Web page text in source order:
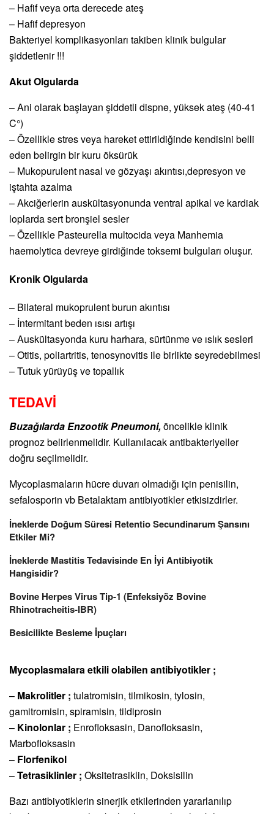
– Hafif veya orta derecede ateş
– Hafif depresyon
Bakteriyel komplikasyonları takiben klinik bulgular
şiddetlenir !!!
Akut Olgularda
– Ani olarak başlayan şiddetli dispne, yüksek ateş (40-41
C°)
– Özellikle stres veya hareket ettirildiğinde kendisini belli
eden belirgin bir kuru öksürük
– Mukopurulent nasal ve gözyaşı akıntısı,depresyon ve
iştahta azalma
– Akciğerlerin auskültasyonunda ventral apikal ve kardiak
loplarda sert bronşiel sesler
– Özellikle Pasteurella multocida veya Manhemia
haemolytica devreye girdiğinde toksemi bulguları oluşur.
Kronik Olgularda
– Bilateral mukoprulent burun akıntısı
– İntermitant beden ısısı artışı
– Auskültasyonda kuru harhara, sürtünme ve ıslık sesleri
– Otitis, poliartritis, tenosynovitis ile birlikte seyredebilmesi
– Tutuk yürüyüş ve topallık
TEDAVİ
Buzağılarda Enzootik Pneumoni,öncelikle klinik
prognoz belirlenmelidir. Kullanılacak antibakteriyeller
doğru seçilmelidir.
Mycoplasmaların hücre duvarı olmadığı için penisilin,
sefalosporin vb Betalaktam antibiyotikler etkisizdirler.
İneklerde Doğum Süresi Retentio Secundinarum Şansını
Etkiler Mi?
İneklerde Mastitis Tedavisinde En İyi Antibiyotik
Hangisidir?
Bovine Herpes Virus Tip-1 (Enfeksiyöz Bovine
Rhinotracheitis-IBR)
Besicilikte Besleme İpuçları
Mycoplasmalara etkili olabilen antibiyotikler ;
– Makrolitler ; tulatromisin, tilmikosin, tylosin,
gamitromisin, spiramisin, tildiprosin
– Kinolonlar ; Enrofloksasin, Danofloksasin,
Marbofloksasin
– Florfenikol
–Tetrasiklinler ; Oksitetrasiklin, Doksisilin
Bazı antibiyotiklerin sinerjik etkilerinden yararlanılıp